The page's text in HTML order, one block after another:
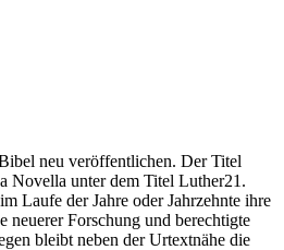
neu veröffentlichen. Der Titel
Novella unter dem Titel Luther21.
Laufe der Jahre oder Jahrzehnte ihre
neuerer Forschung und berechtigte
bleibt neben der Urtextnähe die